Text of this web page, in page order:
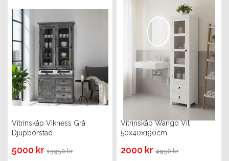
Vitrinskåp Vikness Grå
Djupborstad
5000 kr13950 kr
Vitrinskåp Wango Vit
50x40x190cm
2000 kr4950 kr